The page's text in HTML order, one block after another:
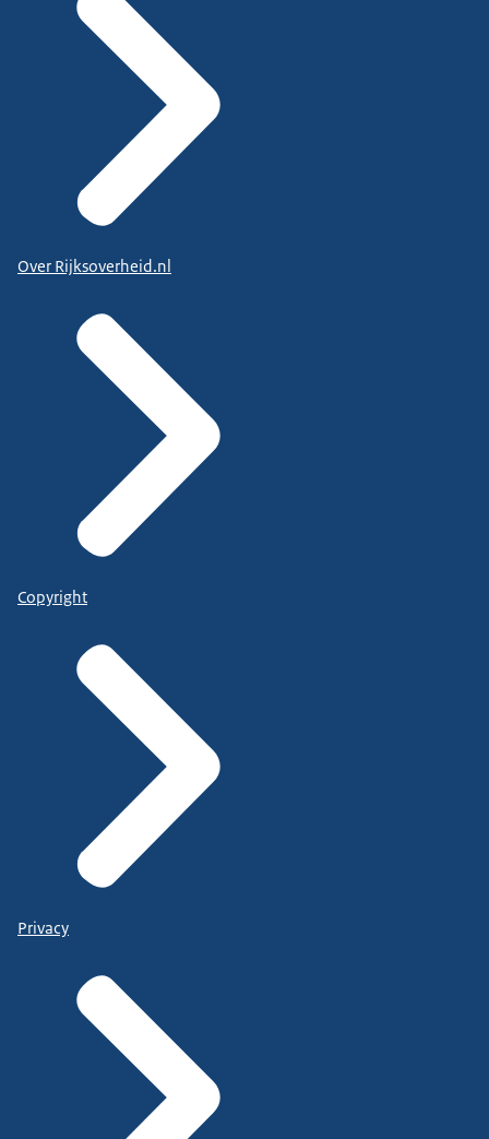
Over Rijksoverheid.nl
Copyright
Privacy